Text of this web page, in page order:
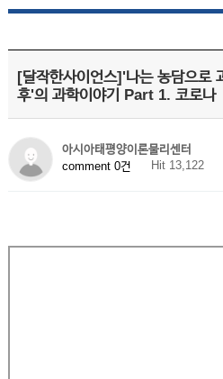
[달작한사이언스]'나는 농담으로
후'의 과학이야기 Part 1. 코로나
아시아태평양이론물리센터
comment 0건
Hit 13,122